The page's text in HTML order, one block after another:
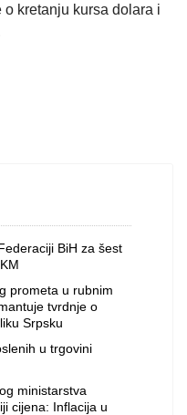
kretanju kursa dolara i
BiH za šest
prometa u rubnim
tvrdnje o
Srpsku
u trgovini
ministarstva
cijena: Inflacija u